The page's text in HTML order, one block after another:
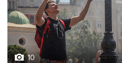
Фотохроника 6 августа